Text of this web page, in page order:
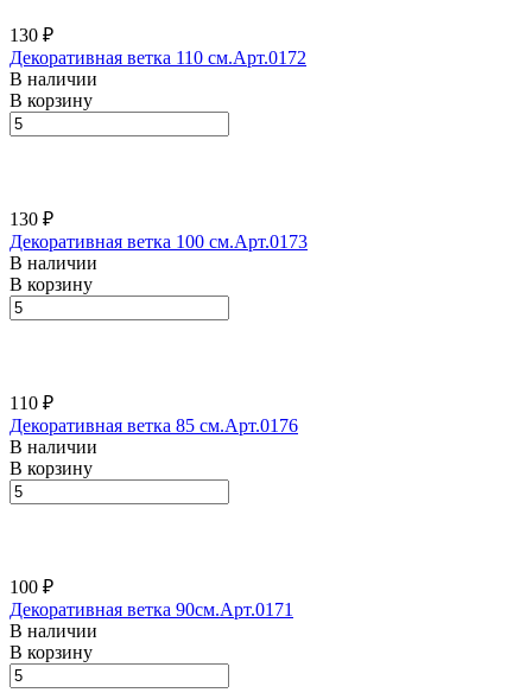
130 ₽
Декоративная ветка 110 см.Арт.0172
В наличии
В корзину
130 ₽
Декоративная ветка 100 см.Арт.0173
В наличии
В корзину
110 ₽
Декоративная ветка 85 см.Арт.0176
В наличии
В корзину
100 ₽
Декоративная ветка 90см.Арт.0171
В наличии
В корзину